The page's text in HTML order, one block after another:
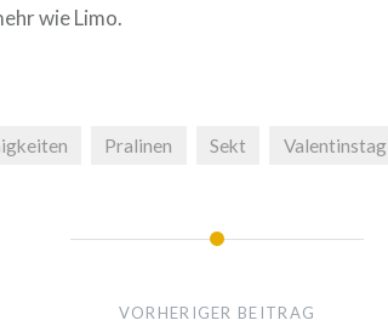
wie Limo.
Pralinen Sekt Valentinstag
VORHERIGER BEITRAG